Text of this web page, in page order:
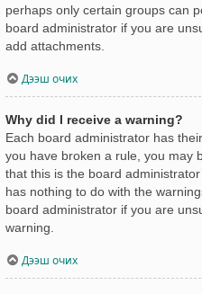
perhaps only certain groups can
board administrator if you are
add attachments.
Дээш очих
Why did I receive a warning?
Each board administrator has
you have broken a rule, you may
that this is the board
has nothing to do with the
board administrator if you are
warning.
Дээш очих